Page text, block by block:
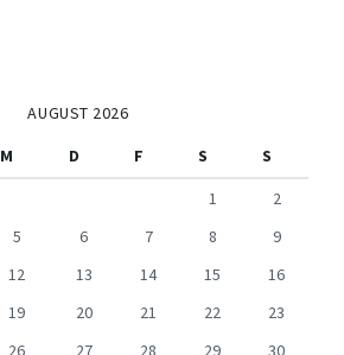
AUGUST 2026
M D F S
S
1
2
5 6 7 8
9
12 13 14 15
16
19 20 21 22
23
26 27 28 29
30